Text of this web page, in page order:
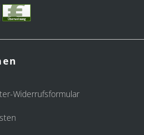
Widerrufsformular